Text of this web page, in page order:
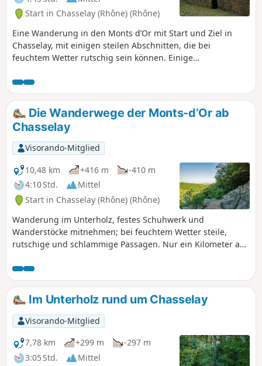
Start in Chasselay (Rhône) (Rhône)
Eine Wanderung in den Monts d’Or mit Start und Ziel in
Chasselay, mit einigen steilen Abschnitten, die bei
feuchtem Wetter rutschig sein können. Einige
kommen an militärischen Einrichtungen vorbei, an denen
das Fotografieren verboten ist.
Die Wanderwege der Monts-d’Or ab
Chasselay
Visorando-Mitglied
10,48 km
+416 m
-410 m
4:10 Std.
Mittel
Start in Chasselay (Rhône) (Rhône)
Wanderung im Unterholz, festes Schuhwerk und
Wanderstöcke mitnehmen; bei feuchtem Wetter steile,
rutschige und schlammige Passagen. Nur ein Kilometer auf
gehen kann.
Im Unterholz rund um Chasselay
Visorando-Mitglied
7,78 km
+299 m
-297 m
3:05 Std.
Mittel